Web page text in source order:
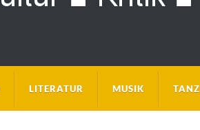
LITERATUR MUSIK TANZ